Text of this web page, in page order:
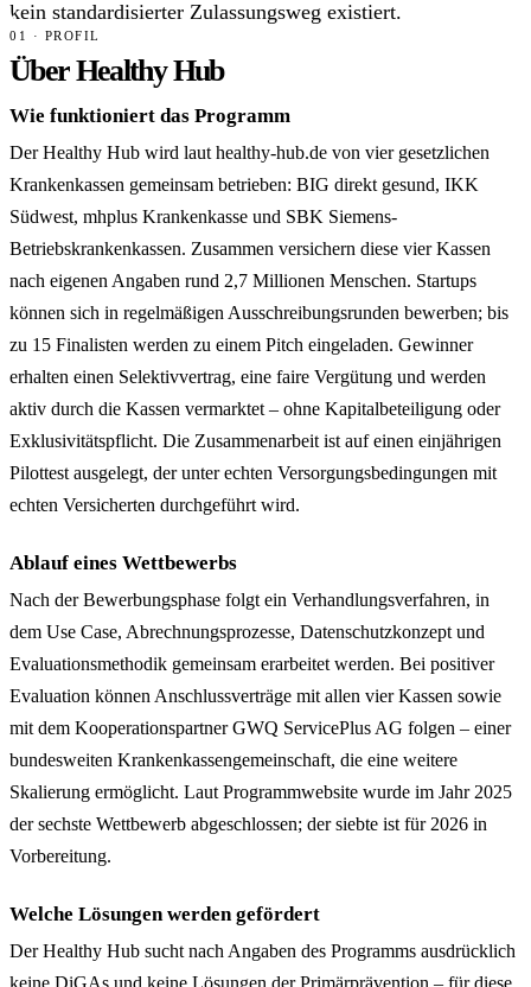
kein standardisierter Zulassungsweg existiert.
01 · PROFIL
Über Healthy Hub
Wie funktioniert das Programm
Der Healthy Hub wird laut healthy-hub.de von vier gesetzlichen
Krankenkassen gemeinsam betrieben: BIG direkt gesund, IKK
Südwest, mhplus Krankenkasse und SBK Siemens-
Betriebskrankenkassen. Zusammen versichern diese vier Kassen
nach eigenen Angaben rund 2,7 Millionen Menschen. Startups
können sich in regelmäßigen Ausschreibungsrunden bewerben; bis
zu 15 Finalisten werden zu einem Pitch eingeladen. Gewinner
erhalten einen Selektivvertrag, eine faire Vergütung und werden
aktiv durch die Kassen vermarktet – ohne Kapitalbeteiligung oder
Exklusivitätspflicht. Die Zusammenarbeit ist auf einen einjährigen
Pilottest ausgelegt, der unter echten Versorgungsbedingungen mit
echten Versicherten durchgeführt wird.
Ablauf eines Wettbewerbs
Nach der Bewerbungsphase folgt ein Verhandlungsverfahren, in
dem Use Case, Abrechnungsprozesse, Datenschutzkonzept und
Evaluationsmethodik gemeinsam erarbeitet werden. Bei positiver
Evaluation können Anschlussverträge mit allen vier Kassen sowie
mit dem Kooperationspartner GWQ ServicePlus AG folgen – einer
bundesweiten Krankenkassengemeinschaft, die eine weitere
Skalierung ermöglicht. Laut Programmwebsite wurde im Jahr 2025
der sechste Wettbewerb abgeschlossen; der siebte ist für 2026 in
Vorbereitung.
Welche Lösungen werden gefördert
Der Healthy Hub sucht nach Angaben des Programms ausdrücklich
keine DiGAs und keine Lösungen der Primärprävention – für diese